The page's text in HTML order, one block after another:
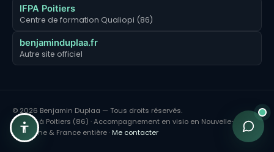
IFPA Poitiers
Centre de formation Qualiopi (86)
benjaminduplaa.fr
Autre site officiel
© 2026 Benjamin Duplaa — Tous droits réservés.
Bureau à Poitiers (86) · Accompagnement en visio en Nouvelle-
Aquitaine & France entière ·Me contacter